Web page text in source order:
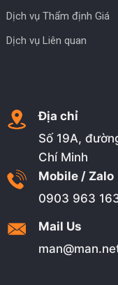
Dịch vụ Thẩm định Giá
Dịch vụ Liên quan
Địa chỉ
Số 19A,
Chí Minh
Mobile / Zalo
0903 963
Mail Us